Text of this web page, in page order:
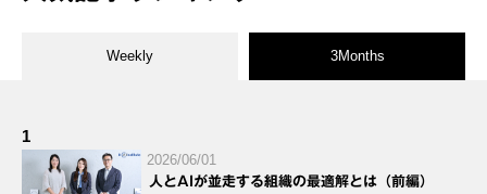
Weekly 3Months
1
2026/06/01
人とAIが並走する組織の最適解とは（前編）